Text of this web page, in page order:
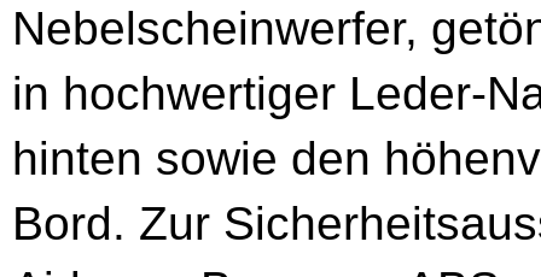
Nebelscheinwerfer,
in hochwertiger Leder-
hinten sowie den
Bord. Zur